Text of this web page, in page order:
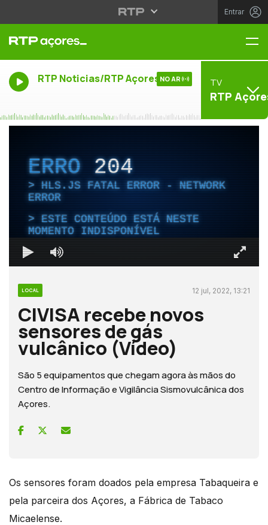
Entrar
RTP Noticias/RTP Açores NO AR TV
RTP
ERRO204
HLS.JS FATAL ERROR - NETWORK
ERROR
ESTE CONTEÚDO ESTÁ NESTE
MOMENTO INDISPONÍVEL
LOCAL 12 jul, 2022, 13:21
CIVISA recebe novos
sensores de gás
vulcânico (Vídeo)
São 5 equipamentos que chegam agora às mãos do
Centro de Informação e Vigilância Sismovulcânica dos
Açores.
Os sensores foram doados pela empresa Tabaqueira e
pela parceira dos Açores, a Fábrica de Tabaco
Micaelense.